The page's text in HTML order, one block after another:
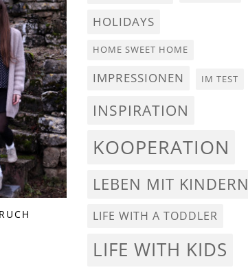
HOLIDAYS
HOME SWEET HOME
IMPRESSIONEN IM TEST
INSPIRATION
KOOPERATION
LEBEN MIT KINDERN
LIFE WITH A TODDLER
LIFE WITH KIDS